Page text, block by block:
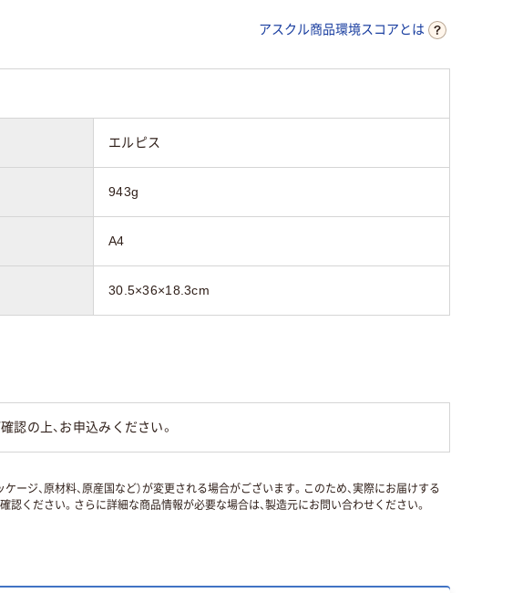
アスクル商品環境スコアとは
エルピス
943g
A4
30.5×36×18.3cm
認の上、お申込みください。
ージ、原材料、原産国など）が変更される場合がございます。このため、実際にお届けする
ください。さらに詳細な商品情報が必要な場合は、製造元にお問い合わせください。